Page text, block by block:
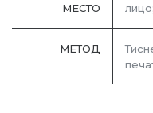
МЕСТО
МЕТОД